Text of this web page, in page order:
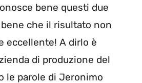
bene questi due
bene che il risultato non
eccellente! A dirlo è
di produzione del
le parole di Jeronimo